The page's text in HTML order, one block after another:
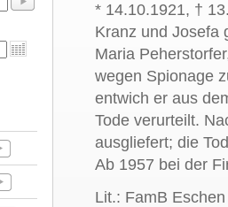
* 14.10.1921, †
Kranz und Josefa
Maria
wegen Spionage
entwich er aus
Tode verurteilt.
ausgliefert; die
Ab 1957 bei der
Lit.: FamB